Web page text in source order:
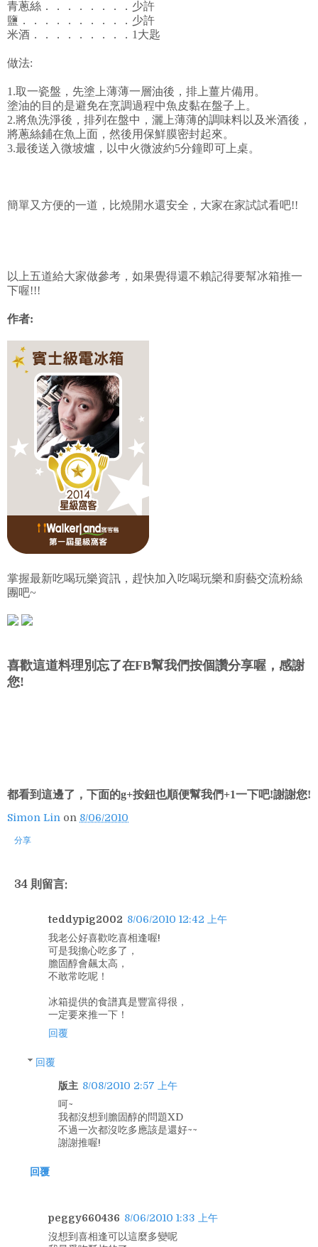
青蔥絲．．．．．．．．少許
鹽．．．．．．．．．．少許
米酒．．．．．．．．．1大匙
做法:
1.取一瓷盤，先塗上薄薄一層油後，排上薑片備用。
塗油的目的是避免在烹調過程中魚皮黏在盤子上。
2.將魚洗淨後，排列在盤中，灑上薄薄的調味料以及米酒後，
將蔥絲鋪在魚上面，然後用保鮮膜密封起來。
3.最後送入微坡爐，以中火微波約5分鐘即可上桌。
簡單又方便的一道，比燒開水還安全，大家在家試試看吧!!
以上五道給大家做參考，如果覺得還不賴記得要幫冰箱推一
下喔!!!
作者:
掌握最新吃喝玩樂資訊，趕快加入吃喝玩樂和廚藝交流粉絲
團吧~
喜歡這道料理別忘了在FB幫我們按個讚分享喔，感謝
您!
都看到這邊了，下面的g+按鈕也順便幫我們+1一下吧!謝謝您!
Simon Lin on 8/06/2010
分享
34 則留言:
teddypig2002 8/06/2010 12:42 上午
我老公好喜歡吃喜相逢喔!
可是我擔心吃多了，
膽固醇會飆太高，
不敢常吃呢！
冰箱提供的食譜真是豐富得很，
一定要來推一下！
回覆
回覆
版主 8/08/2010 2:57 上午
呵~
我都沒想到膽固醇的問題XD
不過一次都沒吃多應該是還好~~
謝謝推喔!
回覆
peggy660436 8/06/2010 1:33 上午
沒想到喜相逢可以這麼多變呢